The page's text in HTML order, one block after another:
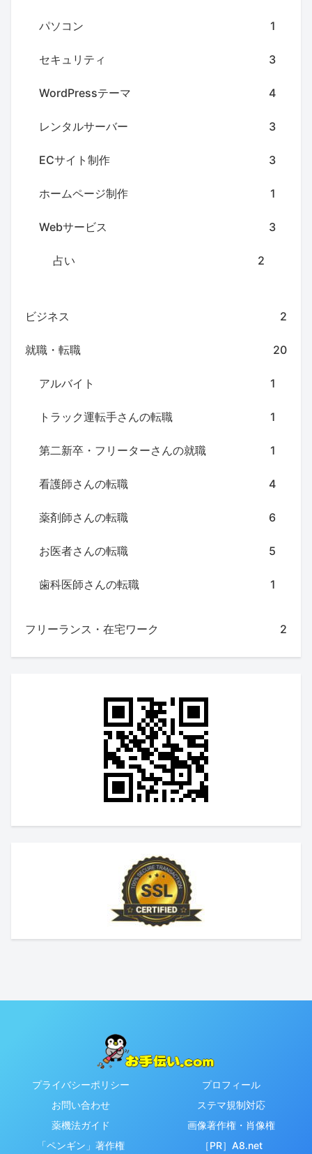
パソコン 1
セキュリティ 3
WordPressテーマ 4
レンタルサーバー 3
ECサイト制作 3
ホームページ制作 1
Webサービス 3
占い 2
ビジネス 2
就職・転職 20
アルバイト 1
トラック運転手さんの転職 1
第二新卒・フリーターさんの就職 1
看護師さんの転職 4
薬剤師さんの転職 6
お医者さんの転職 5
歯科医師さんの転職 1
フリーランス・在宅ワーク 2
プライバシーポリシー
プロフィール
お問い合わせ
ステマ規制対応
薬機法ガイド
画像著作権・肖像権
「ペンギン」著作権
［PR］A8.net